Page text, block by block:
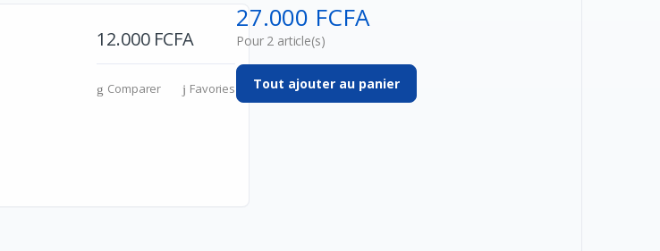
12.000 FCFA
Comparer Favories
27.000 FCFA
Pour 2 article(s)
Tout ajouter au panier